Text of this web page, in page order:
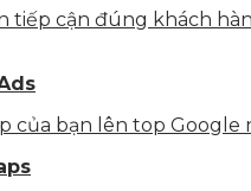
tiếp cận đúng khách
của bạn lên top